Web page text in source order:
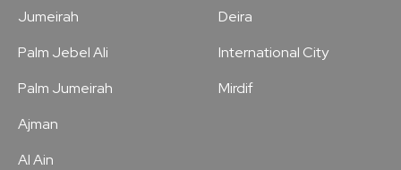
Jumeirah
Palm Jebel Ali
Palm Jumeirah
Deira
International City
Mirdif
Ajman
Al Ain